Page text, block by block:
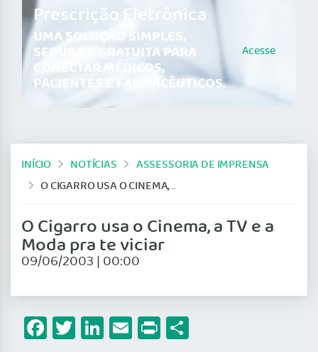
Prescrição Eletrônica
UMA SOLUÇÃO SIMPLES,
SEGURA E GRATUITA PARA
CONECTAR MÉDICOS,
PACIENTES E FARMACÊUTICOS.
Acesse
INÍCIO NOTÍCIAS
ASSESSORIA DE IMPRENSA
O CIGARRO USA O CINEMA, A TV E A MODA PRA TE VICIAR
O Cigarro usa o Cinema, a TV e a
Moda pra te viciar
09/06/2003 | 00:00
Facebook
Twitter
LinkedIn
Email
Print